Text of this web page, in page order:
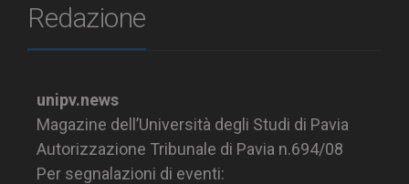
Redazione
unipv.news
Magazine dell’Università degli Studi di Pavia
Autorizzazione Tribunale di Pavia n.694/08
Per segnalazioni di eventi: